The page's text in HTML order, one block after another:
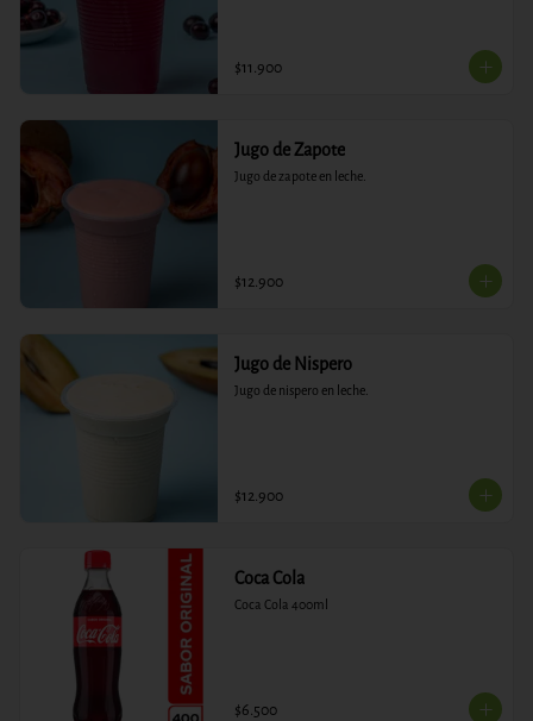
$11.900
Jugo de Zapote
Jugo de zapote en leche.
$12.900
Jugo de Nispero
Jugo de nispero en leche.
$12.900
Coca Cola
Coca Cola 400ml
$6.500